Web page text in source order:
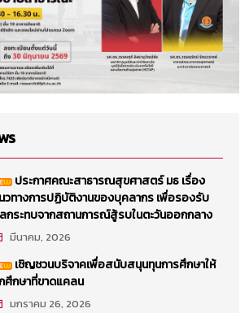
ประกาศคณะสาธารณสุขศาสตร์ มธ เรื่อง
วทางการปฏิบัติงานของบุคลากร เพื่อรองรับ
กระทบจากสถานการณ์สู้รบในตะวันออกกลาง
มีนาคม, 2026
เชิญชวนบริจาคเพื่อสนับสนุนทุนการศึกษาให้
ศึกษาที่ขาดแคลน
มกราคม 26, 2026